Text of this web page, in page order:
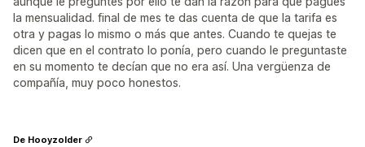
la mensualidad. final de mes te das cuenta de que la tarifa es
otra y pagas lo mismo o más que antes. Cuando te quejas te
dicen que en el contrato lo ponía, pero cuando le preguntaste
en su momento te decían que no era así. Una vergüenza de
compañía, muy poco honestos.
De Hooyzolder